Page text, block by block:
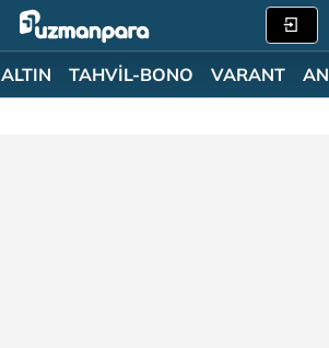
ALTIN TAHVİL-BONO VARANT